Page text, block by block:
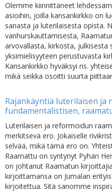
Olemme kiinnittäneet
asioihin, joilla kansankirkko on
sanasta ja luterilaisesta opista.
vanhurskauttamisesta,
arvovallasta, kirkosta, julkisesta
yksimielisyyteen perustuvasta
Kansankirkko hyväksyi ns.
mikä seikka osoitti suurta
Rajankäyntiä luterilaisen ja
fundamentalistisen,
Luterilaisen ja reformoidun
merkitsevä ero. Jokaiselle
selvää, mikä tämä ero on.
Raamattu on syntynyt Pyhän
on johtanut Raamatun
kirjoittamansa on Jumalan
kirjoitettua. Sitä sanomme